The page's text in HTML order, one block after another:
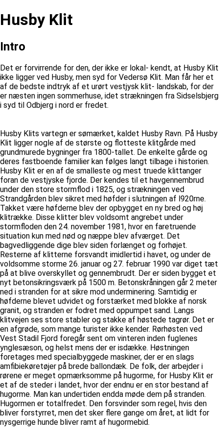
Husby Klit
Intro
Det er forvirrende for den, der ikke er lokal- kendt, at Husby Klit
ikke ligger ved Husby, men syd for Vedersø Klit. Man får her et
af de bedste indtryk af et urørt vestjysk klit- landskab, for der
er næsten ingen sommerhuse, idet strækningen fra Sidselsbjerg
i syd til Odbjerg i nord er fredet.
Husby Klits vartegn er sømærket, kaldet Husby Ravn. På Husby
Klit ligger nogle af de største og flotteste klitgårde med
grundmurede bygninger fra 1800-tallet. De enkelte gårde og
deres fastboende familier kan følges langt tilbage i historien.
Husby Klit er en af de smalleste og mest truede klittanger
foran de vestjyske fjorde. Der kendes til et havgennembrud
under den store stormflod i 1825, og strækningen ved
Strandgården blev sikret med høfder i slutningen af l920rne.
Takket være høfderne blev der opbygget en ny bred og høj
klitrække. Disse klitter blev voldsomt angrebet under
stormfloden den 24. november 1981, hvor en faretruende
situation kun med nød og næppe blev afværget. Det
bagvedliggende dige blev siden forlænget og forhøjet.
Resterne af klitterne forsvandt imidlertid i havet, og under de
voldsomme storme 26. januar og 27. februar 1990 var diget tæt
på at blive overskyllet og gennembrudt. Der er siden bygget et
nyt betonsikringsværk på 1500 m. Betonskråningen går 2 meter
ned i stranden for at sikre mod underminering. Samtidig er
høfderne blevet udvidet og forstærket med blokke af norsk
granit, og stranden er fodret med oppumpet sand. Langs
klitvejen ses store stabler og stakke af høstede tagrør. Det er
en afgrøde, som mange turister ikke kender. Rørhøsten ved
Vest Stadil Fjord foregår sent om vinteren inden fuglenes
ynglesæson, og helst mens der er isdække. Høstningen
foretages med specialbyggede maskiner, der er en slags
amfibiekøretøjer på brede ballondæk. De folk, der arbejder i
rørene er meget opmærksomme på hugorme, for Husby Klit er
et af de steder i landet, hvor der endnu er en stor bestand af
hugorme. Man kan undertiden endda møde dem på stranden.
Hugormen er totalfredet. Den forsvinder som regel, hvis den
bliver forstyrret, men det sker flere gange om året, at lidt for
nysgerrige hunde bliver ramt af hugormebid.